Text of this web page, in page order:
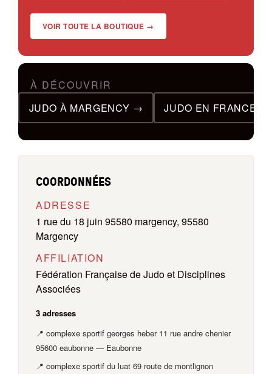
VOIR TOUTE LA BOUTIQUE →
À DÉCOUVRIR
JUDO À MARGENCY →
JUDO EN FRANCE →
COORDONNÉES
ADRESSE
1 rue du 18 juin 95580 margency, 95580
Margency
AFFILIATION
Fédération Française de Judo et Disciplines
Associées
3 adresses
📍 complexe sportif georges heber 11 rue andre chenier
95600 eaubonne — Eaubonne
📍 complexe sportif du luat 69 route de montlignon